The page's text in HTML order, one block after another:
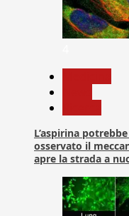
L’aspirina
osservato il
apre la strada a